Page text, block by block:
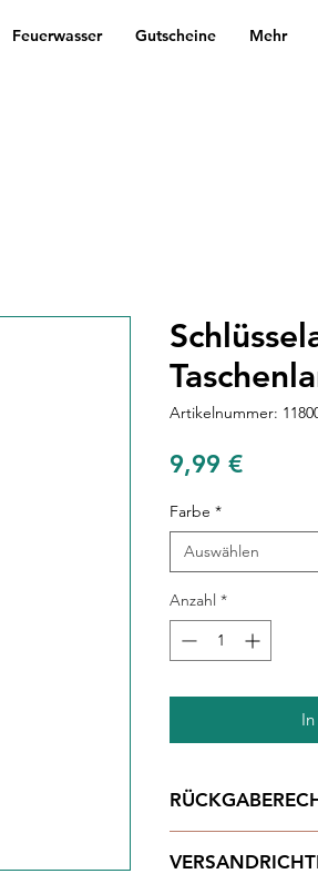
Feuerwasser Gutscheine Mehr
Artikelnummer:
9,99 €Preis
Farbe *
Auswählen
Anzahl *
Sie angefertigt.